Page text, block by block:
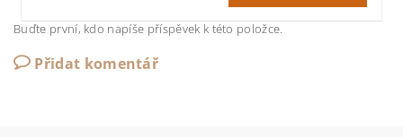
Buďte první, kdo napíše příspěvek k této položce.
Přidat komentář